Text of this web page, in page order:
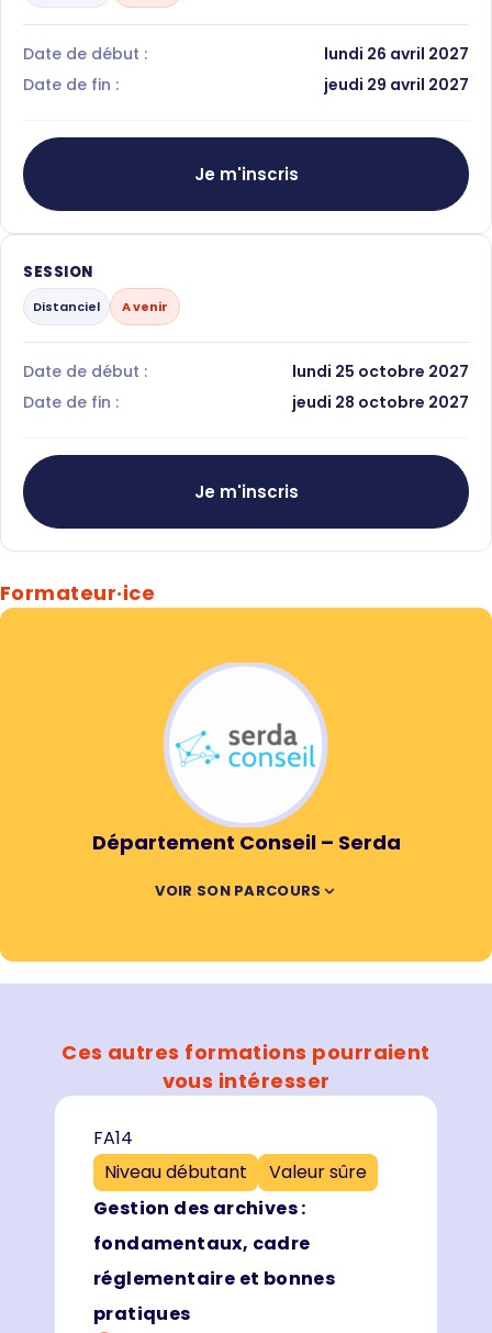
Date de début :
lundi 26 avril 2027
Date de fin :
jeudi 29 avril 2027
Je m'inscris
SESSION
Distanciel A venir
Date de début :
lundi 25 octobre 2027
Date de fin :
jeudi 28 octobre 2027
Je m'inscris
Formateur·ice
Département Conseil – Serda
VOIR SON PARCOURS
Ces autres formations pourraient
vous intéresser
FA14
Niveau débutant
Valeur sûre
Gestion des archives :
fondamentaux, cadre
réglementaire et bonnes
pratiques